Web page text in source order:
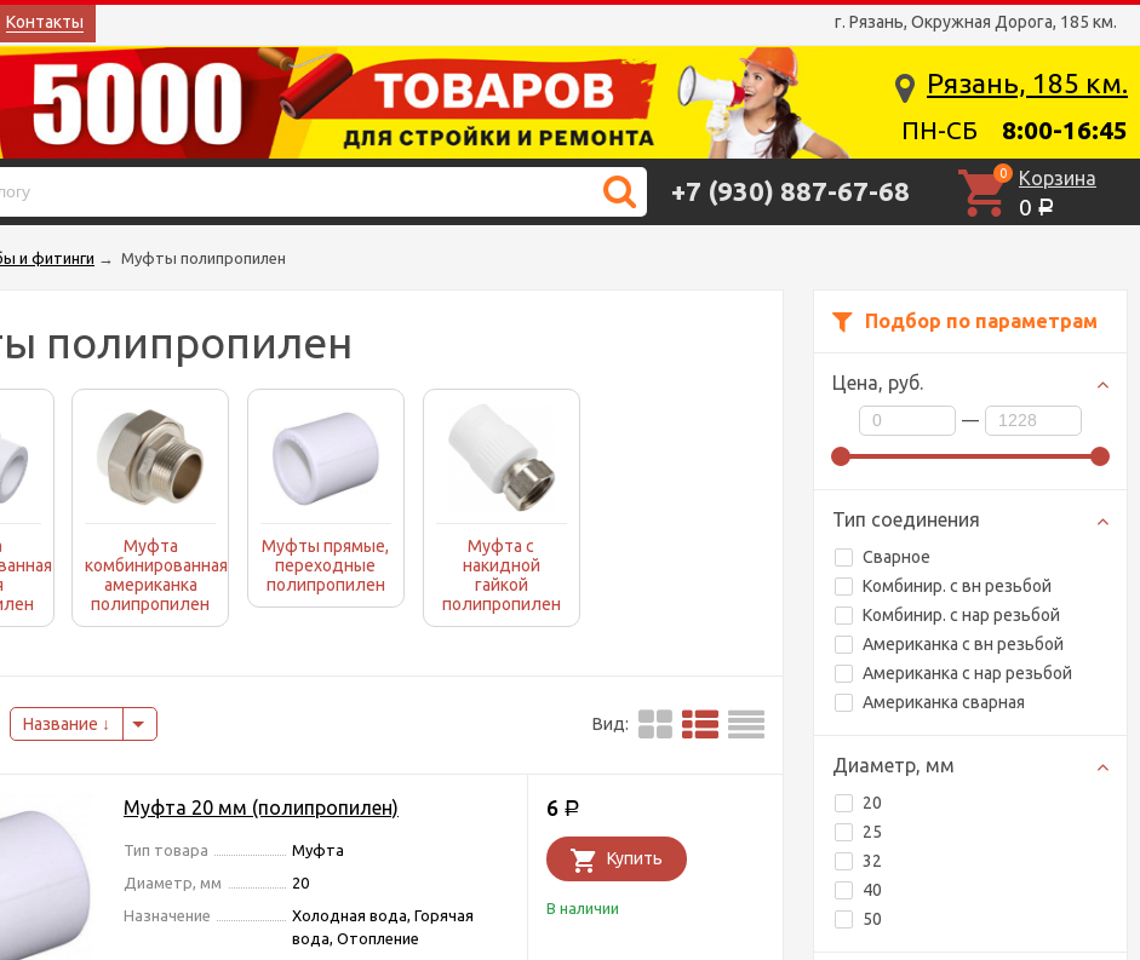
г. Рязань, Окружная Дорога, 185 км.
Контакты
Рязань, 185 км.
ПН-СБ 8:00-16:45
+7 (930) 887-67-68
0 Корзина
0 Р
и фитинги → Муфты полипропилен
Подбор по параметрам
Цена, руб.
—
Тип соединения
Сварное
Комбинир. с вн резьбой
Комбинир. с нар резьбой
Американка с вн резьбой
Американка с нар резьбой
Американка сварная
Диаметр, мм
20
25
32
40
50
полипропилен
Муфта
комбинированная
американка
полипропилен
Муфты прямые,
переходные
полипропилен
Муфта с
накидной
гайкой
полипропилен
Название Вид:
Муфта 20 мм (полипропилен)
Тип товара
Муфта
Диаметр, мм
20
Назначение
Холодная вода, Горячая
вода, Отопление
6 Р
Купить
В наличии